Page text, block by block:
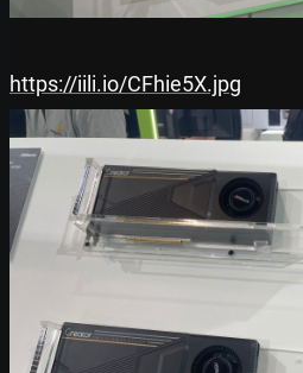
https://iili.io/CFhie5X.jpg